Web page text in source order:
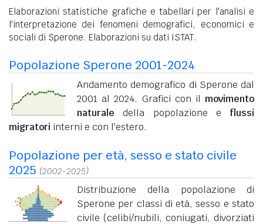
Elaborazioni statistiche grafiche e tabellari per l'analisi e
l'interpretazione dei fenomeni demografici, economici e
sociali di Sperone. Elaborazioni su dati ISTAT.
Popolazione Sperone 2001-2024
Andamento demografico di Sperone dal
2001 al 2024. Grafici con il movimento
naturale della popolazione e flussi
migratori interni e con l'estero.
Popolazione per età, sesso e stato civile
2025 (2002-2025)
Distribuzione della popolazione di
Sperone per classi di età, sesso e stato
civile (celibi/nubili, coniugati, divorziati